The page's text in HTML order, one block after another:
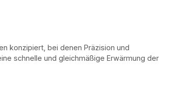
konzipiert, bei denen Präzision und
schnelle und gleichmäßige Erwärmung der